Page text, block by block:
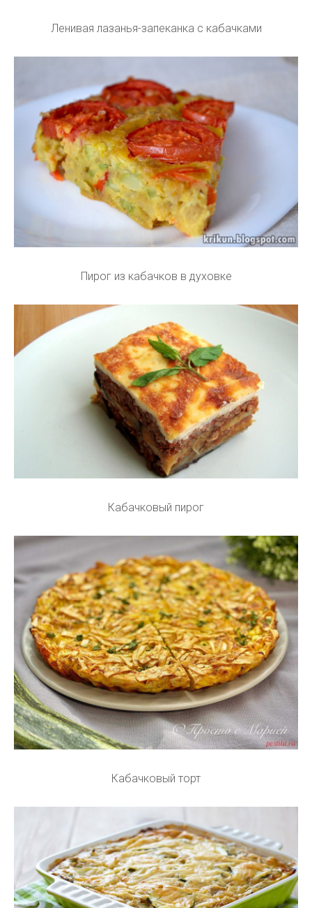
Ленивая лазанья-запеканка с кабачками
Пирог из кабачков в духовке
Кабачковый пирог
Кабачковый торт